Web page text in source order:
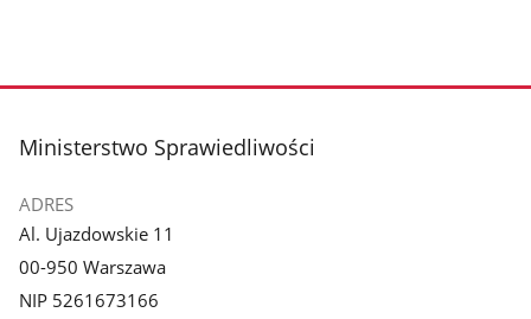
stopka
Ministerstwo Sprawiedliwości
ADRES
Al. Ujazdowskie 11
00-950 Warszawa
NIP 5261673166